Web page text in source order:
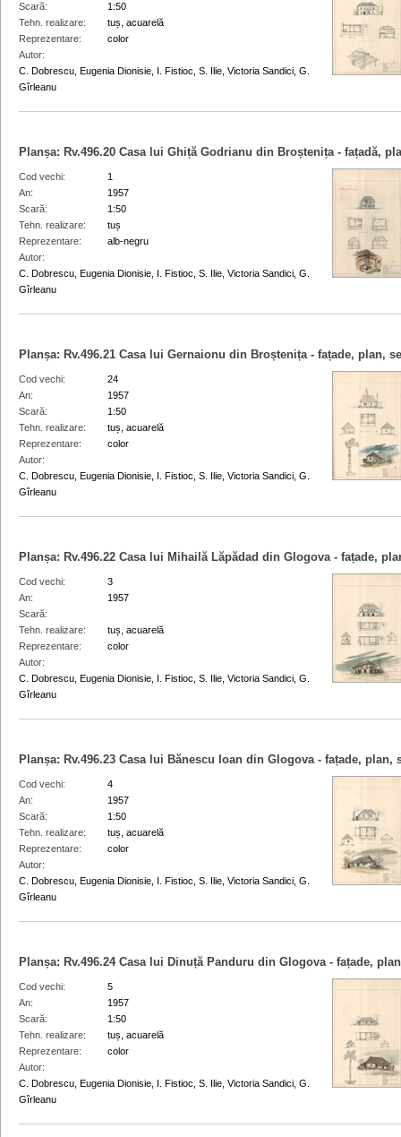
Scară
1:50
Tehn. realizare
tuș, acuarelă
Reprezentare
color
Autor
C. Dobrescu, Eugenia Dionisie, I. Fistioc, S. Ilie, Victoria Sandici, G.
Gîrleanu
Planșa: Rv.496.20 Casa lui Ghiță Godrianu din Broștenița - fațadă,
Cod vechi
1
An
1957
Scară
1:50
Tehn. realizare
tuș
Reprezentare
alb-negru
Autor
C. Dobrescu, Eugenia Dionisie, I. Fistioc, S. Ilie, Victoria Sandici, G.
Gîrleanu
Planșa: Rv.496.21 Casa lui Gernaionu din Broștenița - fațade, plan,
Cod vechi
24
An
1957
Scară
1:50
Tehn. realizare
tuș, acuarelă
Reprezentare
color
Autor
C. Dobrescu, Eugenia Dionisie, I. Fistioc, S. Ilie, Victoria Sandici, G.
Gîrleanu
Planșa: Rv.496.22 Casa lui Mihailă Lăpădad din Glogova - fațade,
Cod vechi
3
An
1957
Scară
Tehn. realizare
tuș, acuarelă
Reprezentare
color
Autor
C. Dobrescu, Eugenia Dionisie, I. Fistioc, S. Ilie, Victoria Sandici, G.
Gîrleanu
Planșa: Rv.496.23 Casa lui Bănescu Ioan din Glogova - fațade, plan,
Cod vechi
4
An
1957
Scară
1:50
Tehn. realizare
tuș, acuarelă
Reprezentare
color
Autor
C. Dobrescu, Eugenia Dionisie, I. Fistioc, S. Ilie, Victoria Sandici, G.
Gîrleanu
Planșa: Rv.496.24 Casa lui Dinuță Panduru din Glogova - fațade,
Cod vechi
5
An
1957
Scară
1:50
Tehn. realizare
tuș, acuarelă
Reprezentare
color
Autor
C. Dobrescu, Eugenia Dionisie, I. Fistioc, S. Ilie, Victoria Sandici, G.
Gîrleanu